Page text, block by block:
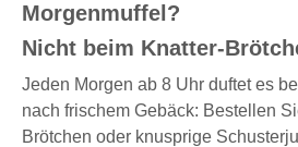
Morgenmuffel?
Nicht beim Knatter-
Jeden Morgen ab 8 Uhr duftet es
nach frischem Gebäck: Bestellen
Brötchen oder knusprige